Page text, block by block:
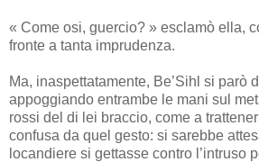
« Come osi, guercio? » esclamò ella,
fronte a tanta imprudenza.
Ma, inaspettatamente, Be’Sihl si parò
appoggiando entrambe le mani sul
rossi del di lei braccio, come a
confusa da quel gesto: si sarebbe
locandiere si gettasse contro l’intruso